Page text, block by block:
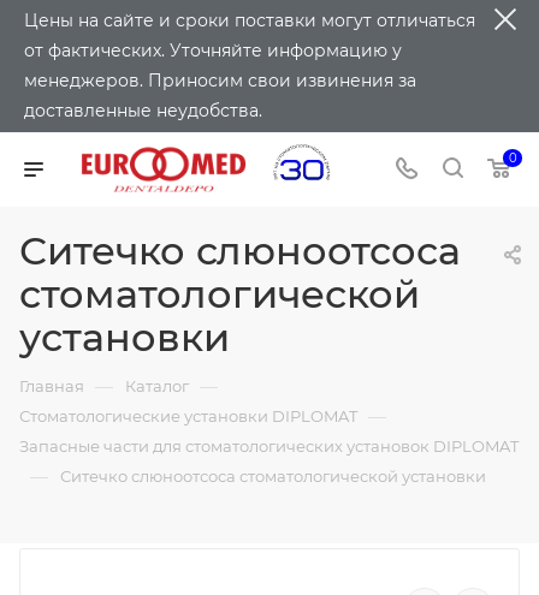
Цены на сайте и сроки поставки могут отличаться
от фактических. Уточняйте информацию у
менеджеров. Приносим свои извинения за
доставленные неудобства.
0
Ситечко слюноотсоса
стоматологической
установки
Главная — Каталог —
Стоматологические установки DIPLOMAT —
Запасные части для стоматологических установок DIPLOMAT
— Ситечко слюноотсоса стоматологической установки